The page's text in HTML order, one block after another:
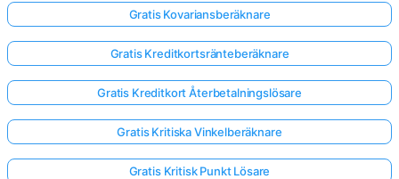
Gratis Kovariansberäknare
Gratis Kreditkortsränteberäknare
Gratis Kreditkort Återbetalningslösare
Gratis Kritiska Vinkelberäknare
Gratis Kritisk Punkt Lösare